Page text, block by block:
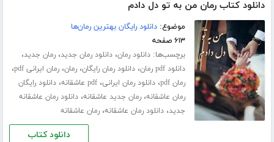
دانلود کتاب رمان من به تو دل دادم
موضوع:دانلود رایگان بهترین رمان‌ها
۶۱۳ صفحه
برچسب‌ها:دانلود رمان،دانلود رمان جدید،رمان جدید،
دانلود pdf رمان ،دانلود رمان رایگان،رمان،رمان ایرانی pdf ،
رمان pdf ،دانلود رمان ایرانی،pdf عاشقانه ،دانلود رایگان
رمان عاشقانه،رمان جدید عاشقانه،دانلود رمان عاشقانه
جدید،دانلود رمان عاشقانه،رمان عاشقانه
دانلود کتاب